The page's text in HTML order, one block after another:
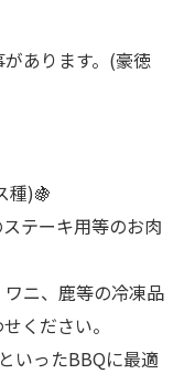
あります。(豪徳
種)🍇
テーキ用等のお肉
ニ、鹿等の冷凍品
ください。
いったBBQに最適